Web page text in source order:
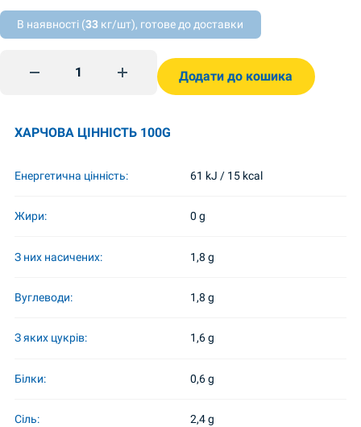
В наявності (33 кг/шт), готове до доставки
Помідори солені З діжки 900г Рецепти від тещі quantity
Додати до кошика
ХАРЧОВА ЦІННІСТЬ 100G
Енергетична цінність: 61 kJ / 15 kcal
Жири: 0 g
З них насичених: 1,8 g
Вуглеводи: 1,8 g
З яких цукрів: 1,6 g
Білки: 0,6 g
Сіль: 2,4 g